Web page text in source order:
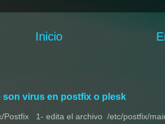
Inicio
virus en postfix o plesk
Postfix 1- edita el archivo /etc/postfix/